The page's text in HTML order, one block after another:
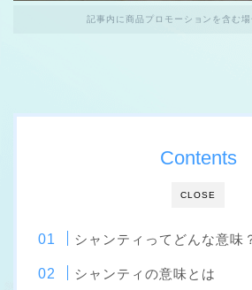
記事内に商品プロモーションを含む
CLOSE
Contents
シャンティってどんな意味
シャンティの意味とは